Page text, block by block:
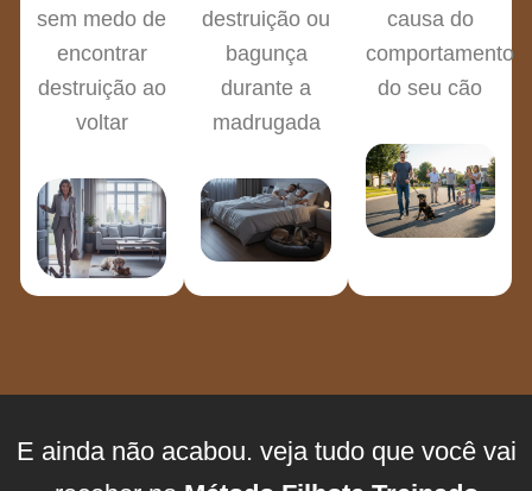
sem medo de
encontrar
destruição ao
voltar
destruição ou
bagunça
durante a
madrugada
causa do
comportamento
do seu cão
E ainda não acabou. veja tudo que você vai